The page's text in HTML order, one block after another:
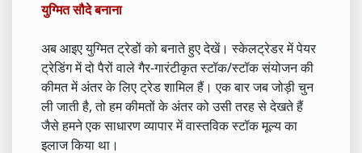
युग्मित सौदे बनाना
अब आइए युग्मित ट्रेडों को बनाते हुए देखें। स्केलट्रेडर में पेयर
ट्रेडिंग में दो पैरों वाले गैर-गारंटीकृत स्टॉक/स्टॉक संयोजन की
कीमत में अंतर के लिए ट्रेड शामिल हैं। एक बार जब जोड़ी चुन
ली जाती है, तो हम कीमतों के अंतर को उसी तरह से देखते हैं
जैसे हमने एक साधारण व्यापार में वास्तविक स्टॉक मूल्य का
इलाज किया था।